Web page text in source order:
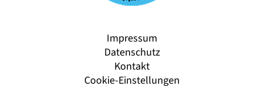
Impressum
Datenschutz
Kontakt
Cookie-Einstellungen